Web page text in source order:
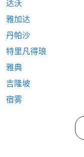
达沃
雅加达
丹帕沙
特里凡得琅
雅典
吉隆坡
宿雾